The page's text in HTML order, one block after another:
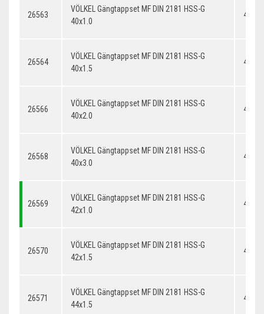
26563
VÖLKEL Gängtappset MF DIN 2181 HSS-G
40x1.0
26564
VÖLKEL Gängtappset MF DIN 2181 HSS-G
40x1.5
26566
VÖLKEL Gängtappset MF DIN 2181 HSS-G
40x2.0
26568
VÖLKEL Gängtappset MF DIN 2181 HSS-G
40x3.0
26569
VÖLKEL Gängtappset MF DIN 2181 HSS-G
42x1.0
26570
VÖLKEL Gängtappset MF DIN 2181 HSS-G
42x1.5
26571
VÖLKEL Gängtappset MF DIN 2181 HSS-G
44x1.5